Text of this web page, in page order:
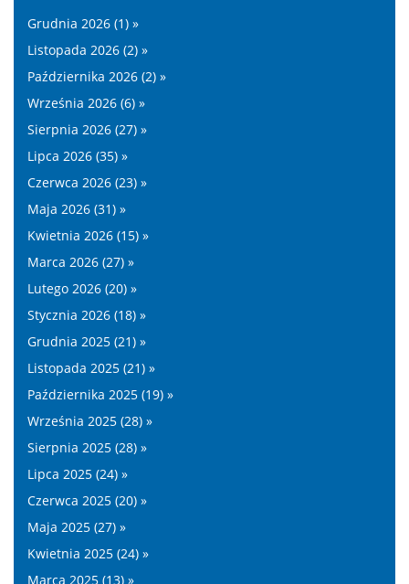
Grudnia 2026 (1) »
Listopada 2026 (2) »
Października 2026 (2) »
Września 2026 (6) »
Sierpnia 2026 (27) »
Lipca 2026 (35) »
Czerwca 2026 (23) »
Maja 2026 (31) »
Kwietnia 2026 (15) »
Marca 2026 (27) »
Lutego 2026 (20) »
Stycznia 2026 (18) »
Grudnia 2025 (21) »
Listopada 2025 (21) »
Października 2025 (19) »
Września 2025 (28) »
Sierpnia 2025 (28) »
Lipca 2025 (24) »
Czerwca 2025 (20) »
Maja 2025 (27) »
Kwietnia 2025 (24) »
Marca 2025 (13) »